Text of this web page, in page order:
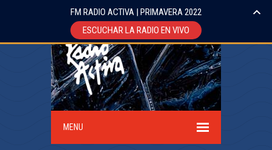
MENU
FM RADIO ACTIVA | PRIMAVERA 2022
ESCUCHAR LA RADIO EN VIVO